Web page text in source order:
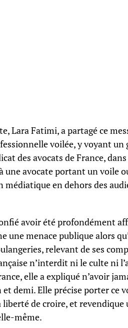
Lara Fatimi, a partagé ce
voilée, y voyant
des avocats de France,
une avocate portant un voile
en dehors des
avoir été profondément
une menace publique alors
relevant de ses
n’interdit ni le culte ni
elle a expliqué n’avoir
et demi. Elle précise porter
liberté de croire, et
même.